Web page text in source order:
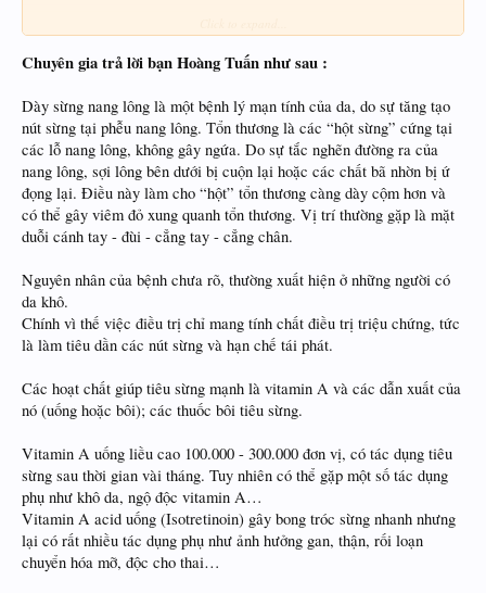
Bác sĩ bảo do tuyến bã nhờn bị bít nên chất sừng bị đùn dưới chân lông gây tình
uống vitamin A khoảng 1-2 tuần là phải ngưng vì bị nứt khóe môi, lúc đầu bôi
Tretinon thì có dấu hiệu bệnh nặng hơn, thậm chí ở đùi tôi bị nổi 1 mảng đỏ như
bị chàm, hắc lào nhưng tôi vẫn tiếp tục bôi vì có đọc tờ hướng dẫn nói đây là
triệu chứng bình thường lúc thuốc có tác dụng.
Được 1 thời gian thì triệu chứng kia tự động biến mất nhưng da vẫn bị hột. Tôi lại
tiếp tục bôi Tretinon theo yêu cầu của bác sĩ, nhưng lần sau này thì đùi tôi lại nổi
lên 2 mảng đỏ to hơn ở 2 đùi, lần này thì nặng hơn, mẩn đỏ và ngứa. Chúng tạo
thành hình tròn, xung quanh viền bị nổi mụn nước nhỏ li ti giống như hắc lào, ở
giữa da bong tróc ra. Có lúc ngứa quá tôi dùng bàn chải chà nhẹ cho đỡ ngứa
thì tình trạng càng tồi tệ hơn. Một số vị trí khác cũng bắt đầu ngứa lan ra. Sợ
quá thế là tôi phải ngưng bôi thuốc, khi tắm cũng không dùng xà phòng nữa. Vết
mảng đỏ cũng bớt ngứa và dần dần bị thâm đen đi, trong khi da vẫn bị nổi hột,
không bớt. Tôi ngưng thuốc đến nay cũng được khoảng 1 tuần rồi. So với lần tác
dụng thuốc trước thì lần này lâu và nặng hơn.
Hiện ở 2 cánh tay và cẳng chân các hột đang có dấu hiệu mọc trở lại sau khi
Chuyên gia trả lời bạn Hoàng Tuấn như sau :
Dày sừng nang lông là một bệnh lý mạn tính của da, do sự tăng tạo
nút sừng tại phễu nang lông. Tổn thương là các “hột sừng” cứng tại
các lỗ nang lông, không gây ngứa. Do sự tắc nghẽn đường ra của
nang lông, sợi lông bên dưới bị cuộn lại hoặc các chất bã nhờn bị ứ
đọng lại. Điều này làm cho “hột” tổn thương càng dày cộm hơn và
có thể gây viêm đỏ xung quanh tổn thương. Vị trí thường gặp là mặt
duỗi cánh tay - đùi - cẳng tay - cẳng chân.
Nguyên nhân của bệnh chưa rõ, thường xuất hiện ở những người có
da khô.
Chính vì thế việc điều trị chỉ mang tính chất điều trị triệu chứng, tức
là làm tiêu dần các nút sừng và hạn chế tái phát.
Các hoạt chất giúp tiêu sừng mạnh là vitamin A và các dẫn xuất của
nó (uống hoặc bôi); các thuốc bôi tiêu sừng.
Vitamin A uống liều cao 100.000 - 300.000 đơn vị, có tác dụng tiêu
sừng sau thời gian vài tháng. Tuy nhiên có thể gặp một số tác dụng
phụ như khô da, ngộ độc vitamin A…
Vitamin A acid uống (Isotretinoin) gây bong tróc sừng nhanh nhưng
lại có rất nhiều tác dụng phụ như ảnh hưởng gan, thận, rối loạn
chuyển hóa mỡ, độc cho thai…